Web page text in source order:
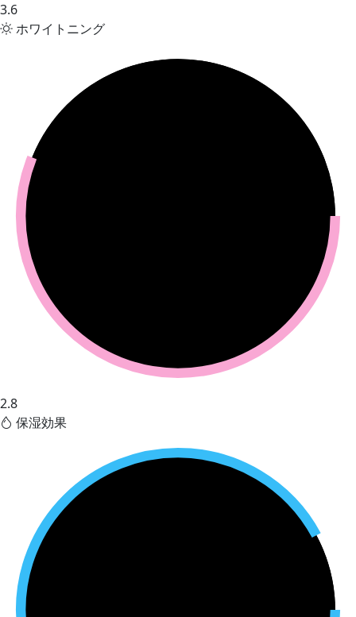
3.6
ホワイトニング
2.8
保湿効果